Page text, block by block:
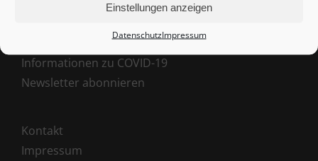
Einstellungen anzeigen
DatenschutzImpressum
Informationen zu COVID-19
Newsletter abonnieren
Kontakt
Impressum